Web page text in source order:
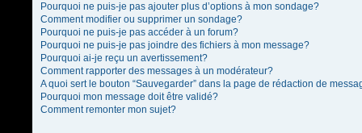
Pourquoi ne puis-je pas ajouter plus d’options à mon sondage?
Comment modifier ou supprimer un sondage?
Pourquoi ne puis-je pas accéder à un forum?
Pourquoi ne puis-je pas joindre des fichiers à mon message?
Pourquoi ai-je reçu un avertissement?
Comment rapporter des messages à un modérateur?
A quoi sert le bouton “Sauvegarder” dans la page de rédaction de
Pourquoi mon message doit être validé?
Comment remonter mon sujet?